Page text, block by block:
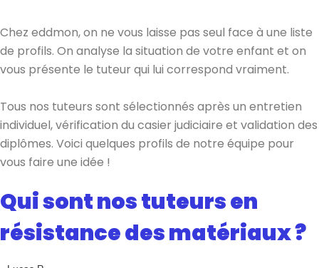
Chez eddmon, on ne vous laisse pas seul face à une liste
de profils. On analyse la situation de votre enfant et on
vous présente le tuteur qui lui correspond vraiment.
Tous nos tuteurs sont sélectionnés après un entretien
individuel, vérification du casier judiciaire et validation des
diplômes. Voici quelques profils de notre équipe pour
vous faire une idée !
Qui sont nos tuteurs en
résistance des matériaux ?